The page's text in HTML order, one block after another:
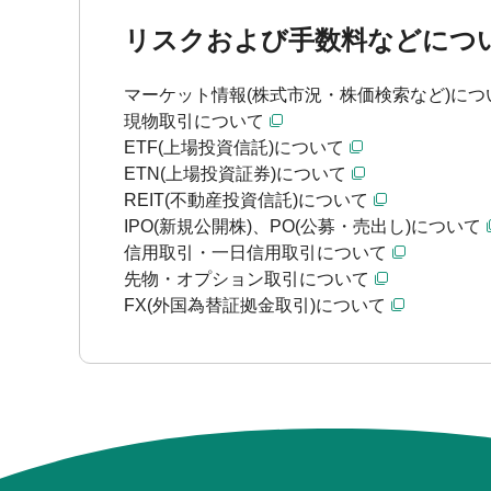
リスクおよび手数料などにつ
マーケット情報(株式市況・株価検索など)につ
現物取引について
ETF(上場投資信託)について
ETN(上場投資証券)について
REIT(不動産投資信託)について
IPO(新規公開株)、PO(公募・売出し)について
信用取引・一日信用取引について
先物・オプション取引について
FX(外国為替証拠金取引)について